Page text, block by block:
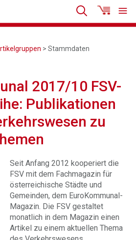
> Stammdaten
2017/10 FSV-
Publikationen
zu
Seit Anfang 2012 kooperiert die
FSV mit dem Fachmagazin für
österreichische Städte und
Gemeinden, dem EuroKommunal-
Magazin. Die FSV gestaltet
monatlich in dem Magazin einen
Artikel zu einem aktuellen Thema